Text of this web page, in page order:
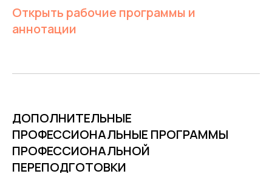
Открыть рабочие программы и
аннотации
ДОПОЛНИТЕЛЬНЫЕ
ПРОФЕССИОНАЛЬНЫЕ ПРОГРАММЫ
ПРОФЕССИОНАЛЬНОЙ
ПЕРЕПОДГОТОВКИ